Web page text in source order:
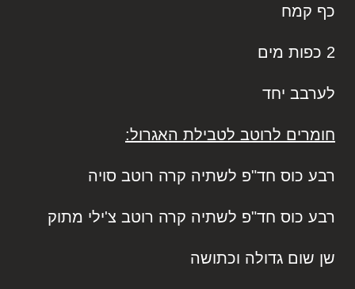
כף קמח
2 כפות מים
לערבב יחד
חומרים לרוטב לטבילת האגרול:
רבע כוס חד"פ לשתיה קרה רוטב סויה
רבע כוס חד"פ לשתיה קרה רוטב צ'ילי מתוק
שן שום גדולה וכתושה